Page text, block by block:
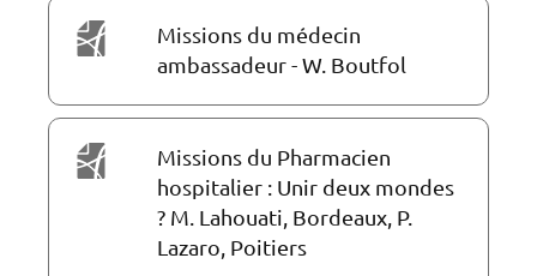
Missions du médecin
ambassadeur - W. Boutfol
Missions du Pharmacien
hospitalier : Unir deux mondes
? M. Lahouati, Bordeaux, P.
Lazaro, Poitiers